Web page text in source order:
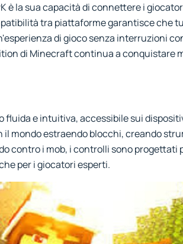
è la sua capacità di connettere i
tra piattaforme garantisce che
di gioco senza interruzioni
di Minecraft continua a conquistare
fluida e intuitiva, accessibile sui
mondo estraendo blocchi, creando
contro i mob, i controlli sono progettati
per i giocatori esperti.